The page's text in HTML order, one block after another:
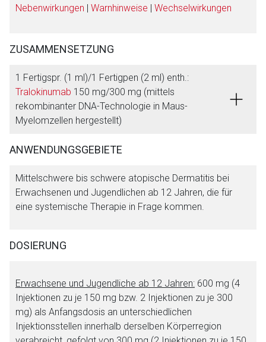
Nebenwirkungen | Warnhinweise | Wechselwirkungen
ZUSAMMENSETZUNG
1 Fertigspr. (1 ml)/1 Fertigpen (2 ml) enth.:
Tralokinumab 150 mg/300 mg (mittels
rekombinanter DNA-Technologie in Maus-
Myelomzellen hergestellt)
ANWENDUNGSGEBIETE
Mittelschwere bis schwere atopische Dermatitis bei
Erwachsenen und Jugendlichen ab 12 Jahren, die für
eine systemische Therapie in Frage kommen.
DOSIERUNG
Erwachsene und Jugendliche ab 12 Jahren: 600 mg (4
Injektionen zu je 150 mg bzw. 2 Injektionen zu je 300
mg) als Anfangsdosis an unterschiedlichen
Injektionsstellen innerhalb derselben Körperregion
Der von Ihnen aufgerufene Link öffnet eine externe Web-
Seite. Für die Inhalte der externen Web-Seite ist deren
Betreiber verantwortlich. Ebenso gelten dort ggf. andere
Datenschutzbestimmungen.